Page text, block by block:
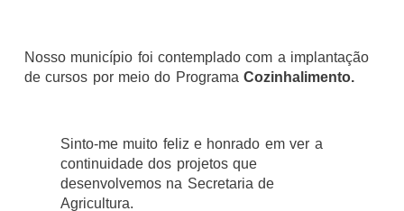
Nosso município foi contemplado com a implantação
de cursos por meio do ProgramaCozinhalimento.
Sinto-me muito feliz e honrado em ver a
continuidade dos projetos que
desenvolvemos na Secretaria de
Agricultura.